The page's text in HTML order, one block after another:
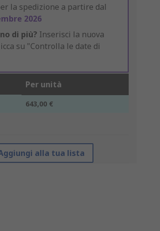
la spedizione a partire dal
2026
di più? Inserisci la nuova
su "Controlla le date di
Per unità
643,00 €
alla tua lista